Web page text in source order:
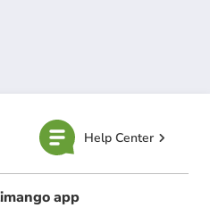
Help Center
app